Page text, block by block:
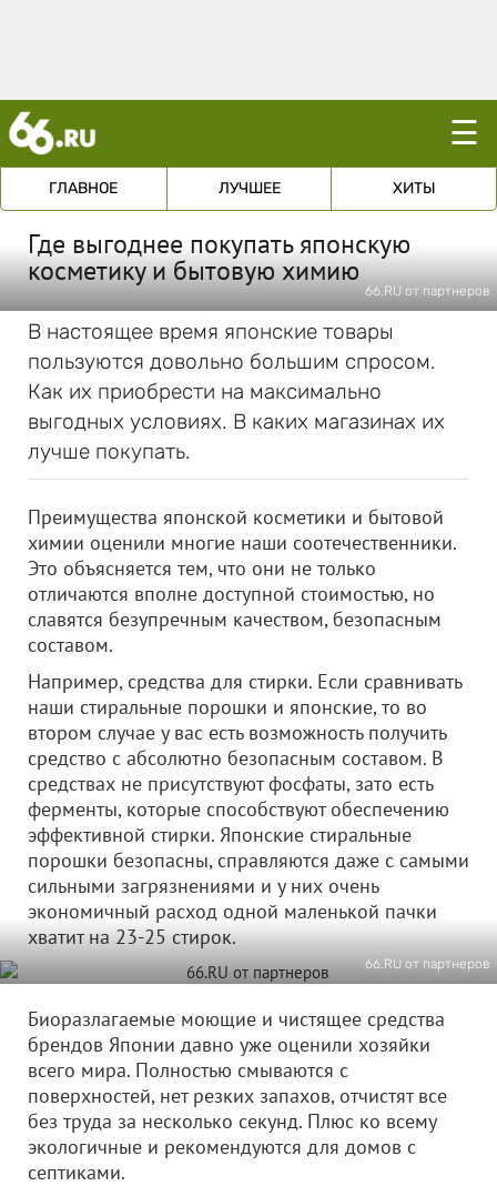
☰
ГЛАВНОЕ ЛУЧШЕЕ ХИТЫ
Где выгоднее покупать японскую
косметику и бытовую химию
66.RU от партнеров
В настоящее время японские товары
пользуются довольно большим спросом.
Как их приобрести на максимально
выгодных условиях. В каких магазинах их
лучше покупать.
Преимущества японской косметики и бытовой
химии оценили многие наши соотечественники.
Это объясняется тем, что они не только
отличаются вполне доступной стоимостью, но
славятся безупречным качеством, безопасным
составом.
Например, средства для стирки. Если сравнивать
наши стиральные порошки и японские, то во
втором случае у вас есть возможность получить
средство с абсолютно безопасным составом. В
средствах не присутствуют фосфаты, зато есть
ферменты, которые способствуют обеспечению
эффективной стирки. Японские стиральные
порошки безопасны, справляются даже с самыми
сильными загрязнениями и у них очень
экономичный расход одной маленькой пачки
хватит на 23-25 стирок.
66.RU от партнеров
Биоразлагаемые моющие и чистящее средства
брендов Японии давно уже оценили хозяйки
всего мира. Полностью смываются с
поверхностей, нет резких запахов, отчистят все
без труда за несколько секунд. Плюс ко всему
экологичные и рекомендуются для домов с
септиками.